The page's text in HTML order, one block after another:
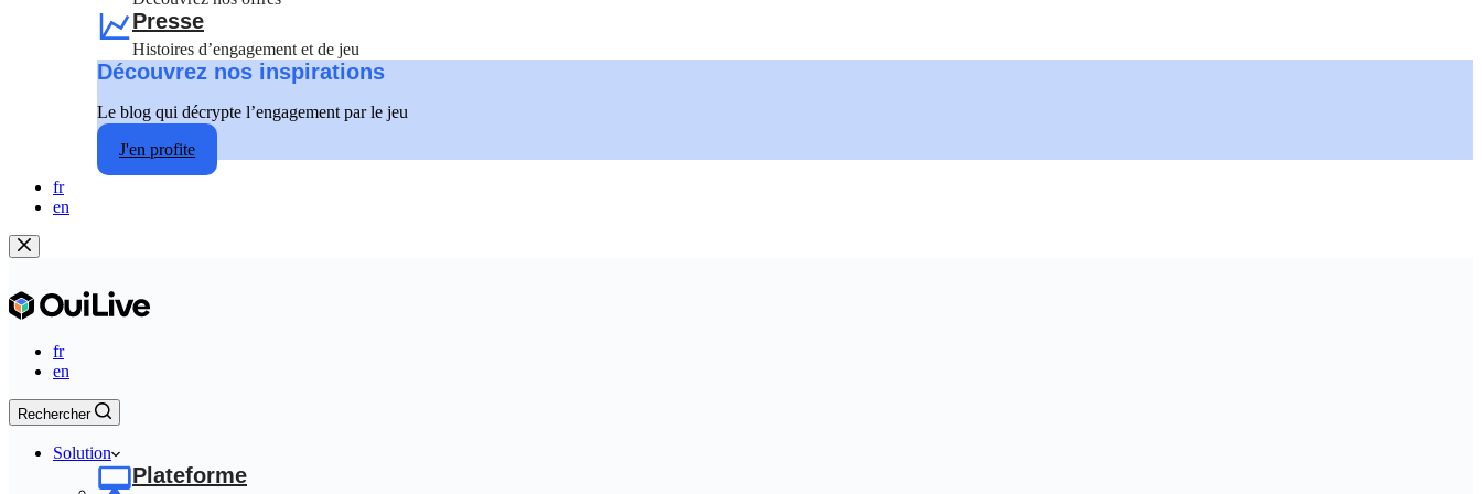
Presse
Histoires d’engagement et de jeu
Découvrez nos inspirations
Le blog qui décrypte l’engagement par le jeu
J'en profite
fr
en
fr
en
Rechercher
Solution
Plateforme